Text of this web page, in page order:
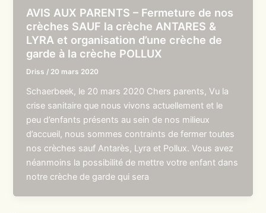
AVIS AUX PARENTS – Fermeture de nos
crèches SAUF la crèche ANTARES &
LYRA et organisation d’une crèche de
garde à la crèche POLLUX
Driss / 20 mars 2020
Schaerbeek, le 20 mars 2020 Chers parents, Vu la
crise sanitaire que nous vivons actuellement et le
peu d’enfants présents au sein de nos milieux
d’accueil, nous sommes contraints de fermer toutes
nos crèches sauf Antarès, Lyra et Pollux. Vous avez
néanmoins la possibilité de mettre votre enfant dans
notre crèche de garde qui sera